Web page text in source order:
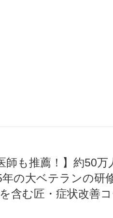
も推薦！】約50万
の大ベテランの研
含む匠・症状改善